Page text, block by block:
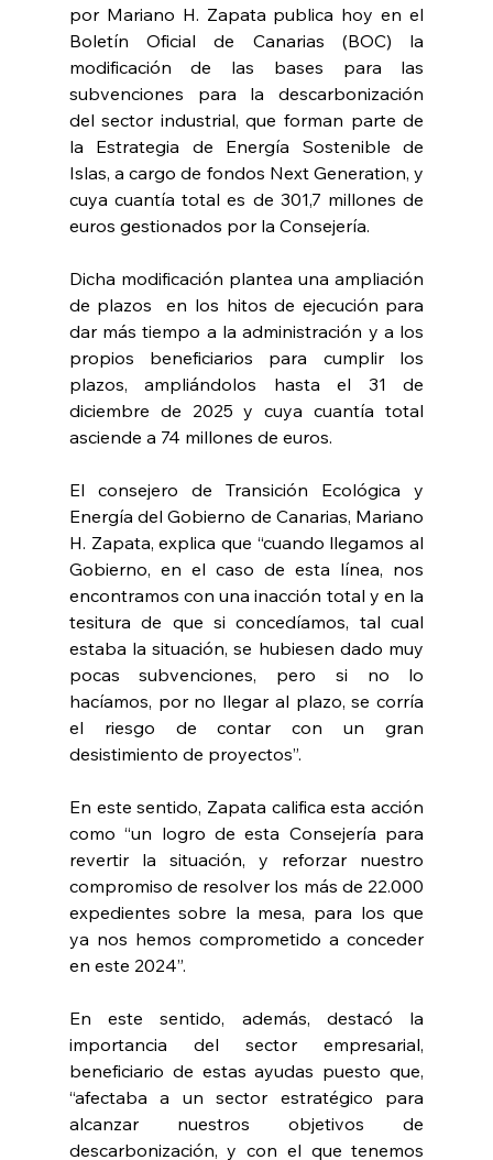
por Mariano H. Zapata publica hoy en el
Boletín Oficial de Canarias (BOC) la
modificación de las bases para las
subvenciones para la descarbonización
del sector industrial, que forman parte de
la Estrategia de Energía Sostenible de
Islas, a cargo de fondos Next Generation, y
cuya cuantía total es de 301,7 millones de
euros gestionados por la Consejería.
Dicha modificación plantea una ampliación
de plazos  en los hitos de ejecución para
dar más tiempo a la administración y a los
propios beneficiarios para cumplir los
plazos, ampliándolos hasta el 31 de
diciembre de 2025 y cuya cuantía total
asciende a 74 millones de euros.
El consejero de Transición Ecológica y
Energía del Gobierno de Canarias, Mariano
H. Zapata, explica que “cuando llegamos al
Gobierno, en el caso de esta línea, nos
encontramos con una inacción total y en la
tesitura de que si concedíamos, tal cual
estaba la situación, se hubiesen dado muy
pocas subvenciones, pero si no lo
hacíamos, por no llegar al plazo, se corría
el riesgo de contar con un gran
desistimiento de proyectos”.
En este sentido, Zapata califica esta acción
como “un logro de esta Consejería para
revertir la situación, y reforzar nuestro
compromiso de resolver los más de 22.000
expedientes sobre la mesa, para los que
ya nos hemos comprometido a conceder
en este 2024”.
En este sentido, además, destacó la
importancia del sector empresarial,
beneficiario de estas ayudas puesto que,
“afectaba a un sector estratégico para
alcanzar nuestros objetivos de
descarbonización, y con el que tenemos